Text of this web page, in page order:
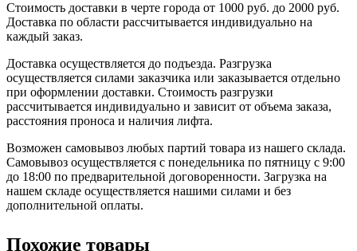
Стоимость доставки в черте города от 1000 руб. до 2000 руб.
Доставка по области рассчитывается индивидуально на
каждый заказ.
Доставка осуществляется до подъезда. Разгрузка
осуществляется силами заказчика или заказывается отдельно
при оформлении доставки. Стоимость разгрузки
рассчитывается индивидуально и зависит от объема заказа,
расстояния проноса и наличия лифта.
Возможен самовывоз любых партий товара из нашего склада.
Самовывоз осуществляется с понедельника по пятницу с 9:00
до 18:00 по предварительной договоренности. Загрузка на
нашем складе осуществляется нашими силами и без
дополнительной оплаты.
Похожие товары